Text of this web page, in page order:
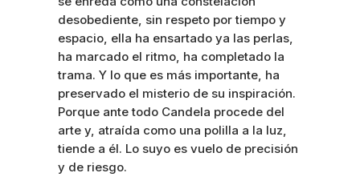
desobediente, sin respeto por tiempo y
espacio, ella ha ensartado ya las perlas,
ha marcado el ritmo, ha completado la
trama. Y lo que es más importante, ha
preservado el misterio de su inspiración.
Porque ante todo Candela procede del
arte y, atraída como una polilla a la luz,
tiende a él. Lo suyo es vuelo de precisión
y de riesgo.